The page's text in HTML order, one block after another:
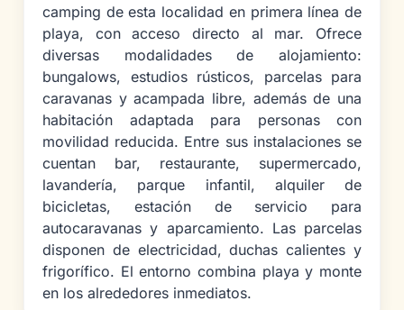
camping de esta localidad en primera línea de
playa, con acceso directo al mar. Ofrece
diversas modalidades de alojamiento:
bungalows, estudios rústicos, parcelas para
caravanas y acampada libre, además de una
habitación adaptada para personas con
movilidad reducida. Entre sus instalaciones se
cuentan bar, restaurante, supermercado,
lavandería, parque infantil, alquiler de
bicicletas, estación de servicio para
autocaravanas y aparcamiento. Las parcelas
disponen de electricidad, duchas calientes y
frigorífico. El entorno combina playa y monte
en los alrededores inmediatos.